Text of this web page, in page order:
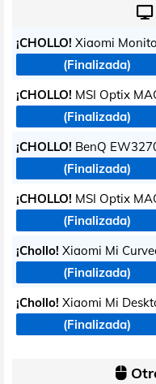
¡CHOLLO! Xiaomi
(Finalizada)
¡CHOLLO! MSI Optix
(Finalizada)
¡CHOLLO! BenQ
(Finalizada)
¡CHOLLO! MSI Optix
(Finalizada)
¡Chollo! Xiaomi Mi
(Finalizada)
¡Chollo! Xiaomi Mi
(Finalizada)